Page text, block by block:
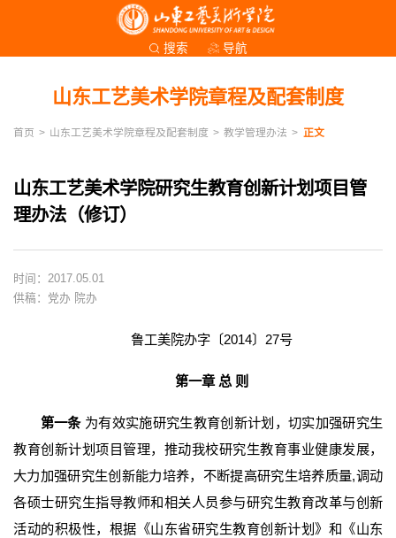
搜索 导航
山东工艺美术学院章程及配套制度
首页 > 山东工艺美术学院章程及配套制度 > 教学管理办法 > 正文
山东工艺美术学院研究生教育创新计划项目管
理办法（修订）
时间：2017.05.01
供稿：党办 院办
鲁工美院办字〔2014〕27号
第一章 总 则
第一条 为有效实施研究生教育创新计划，切实加强研究生
教育创新计划项目管理，推动我校研究生教育事业健康发展，
大力加强研究生创新能力培养，不断提高研究生培养质量,调动
各硕士研究生指导教师和相关人员参与研究生教育改革与创新
活动的积极性，根据《山东省研究生教育创新计划》和《山东